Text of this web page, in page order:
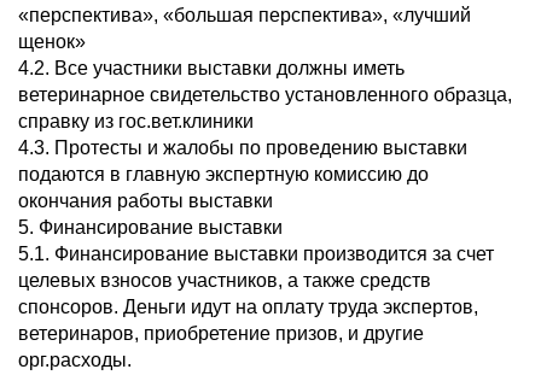
«перспектива», «большая перспектива», «лучший
щенок»
4.2. Все участники выставки должны иметь
ветеринарное свидетельство установленного образца,
справку из гос.вет.клиники
4.3. Протесты и жалобы по проведению выставки
подаются в главную экспертную комиссию до
окончания работы выставки
5. Финансирование выставки
5.1. Финансирование выставки производится за счет
целевых взносов участников, а также средств
спонсоров. Деньги идут на оплату труда экспертов,
ветеринаров, приобретение призов, и другие
орг.расходы.